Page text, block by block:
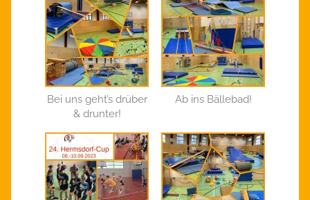
Bei uns geht’s drüber
& drunter!
Ab ins Bällebad!